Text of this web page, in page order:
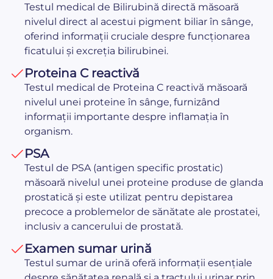
Testul medical de Bilirubină directă măsoară
nivelul direct al acestui pigment biliar în sânge,
oferind informații cruciale despre funcționarea
ficatului și excreția bilirubinei.
Proteina C reactivă
Testul medical de Proteina C reactivă măsoară
nivelul unei proteine în sânge, furnizând
informații importante despre inflamația în
organism.
PSA
Testul de PSA (antigen specific prostatic)
măsoară nivelul unei proteine produse de glanda
prostatică și este utilizat pentru depistarea
precoce a problemelor de sănătate ale prostatei,
inclusiv a cancerului de prostată.
Examen sumar urină
Testul sumar de urină oferă informații esențiale